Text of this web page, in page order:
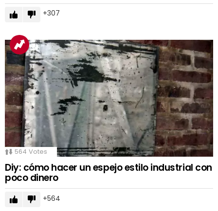
307
564 Votes
Diy: cómo hacer un espejo estilo industrial con
poco dinero
564